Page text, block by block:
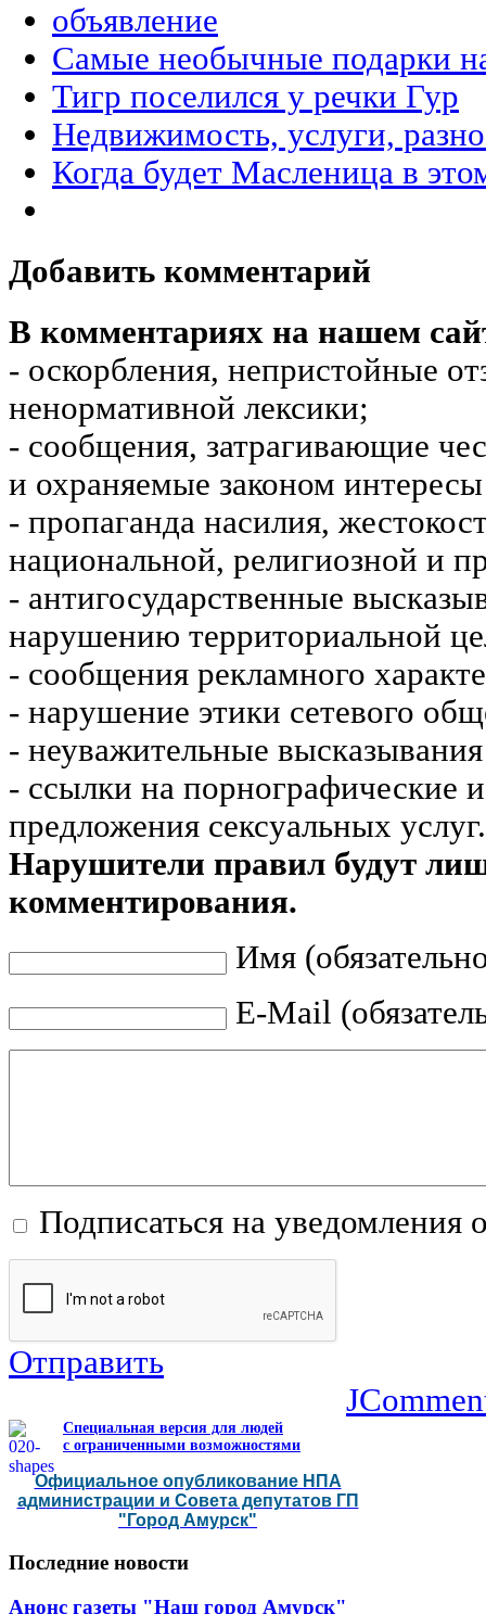
объявление
Самые необычные подарки
Тигр поселился у речки Гур
Недвижимость, услуги,
Когда будет Масленица в
Добавить комментарий
В комментариях на нашем
- оскорбления, непристойные
ненормативной лексики;
- сообщения, затрагивающие
и охраняемые законом
- пропаганда насилия,
национальной, религиозной и
- антигосударственные
нарушению территориальной
- сообщения рекламного
- нарушение этики сетевого
- неуважительные
- ссылки на порнографические
предложения сексуальных услуг.
Нарушители правил будут
комментирования.
Имя
E-Mail
Подписаться на уведомления
Отправить
Специальная версия для людей
с ограниченными возможностями
Официальное опубликование НПА
администрации и Совета депутатов ГП
"Город Амурск"
Последние новости
Анонс газеты "Наш город Амурск"